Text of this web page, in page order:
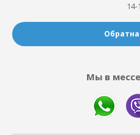
14-
Мы в